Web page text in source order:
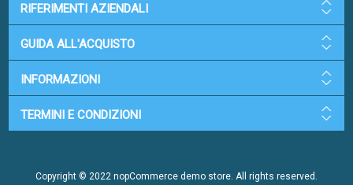
RIFERIMENTI AZIENDALI
GUIDA ALL'ACQUISTO
INFORMAZIONI
TERMINI E CONDIZIONI
Copyright © 2022 nopCommerce demo store. All rights reserved.